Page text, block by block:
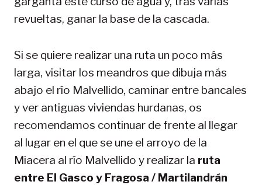
revueltas, ganar la base de la cascada.
Si se quiere realizar una ruta un poco más
larga, visitar los meandros que dibuja más
abajo el río Malvellido, caminar entre bancales
y ver antiguas viviendas hurdanas, os
recomendamos continuar de frente al llegar
al lugar en el que se une el arroyo de la
Miacera al río Malvellido y realizar la ruta
entre El Gasco y Fragosa / Martilandrán